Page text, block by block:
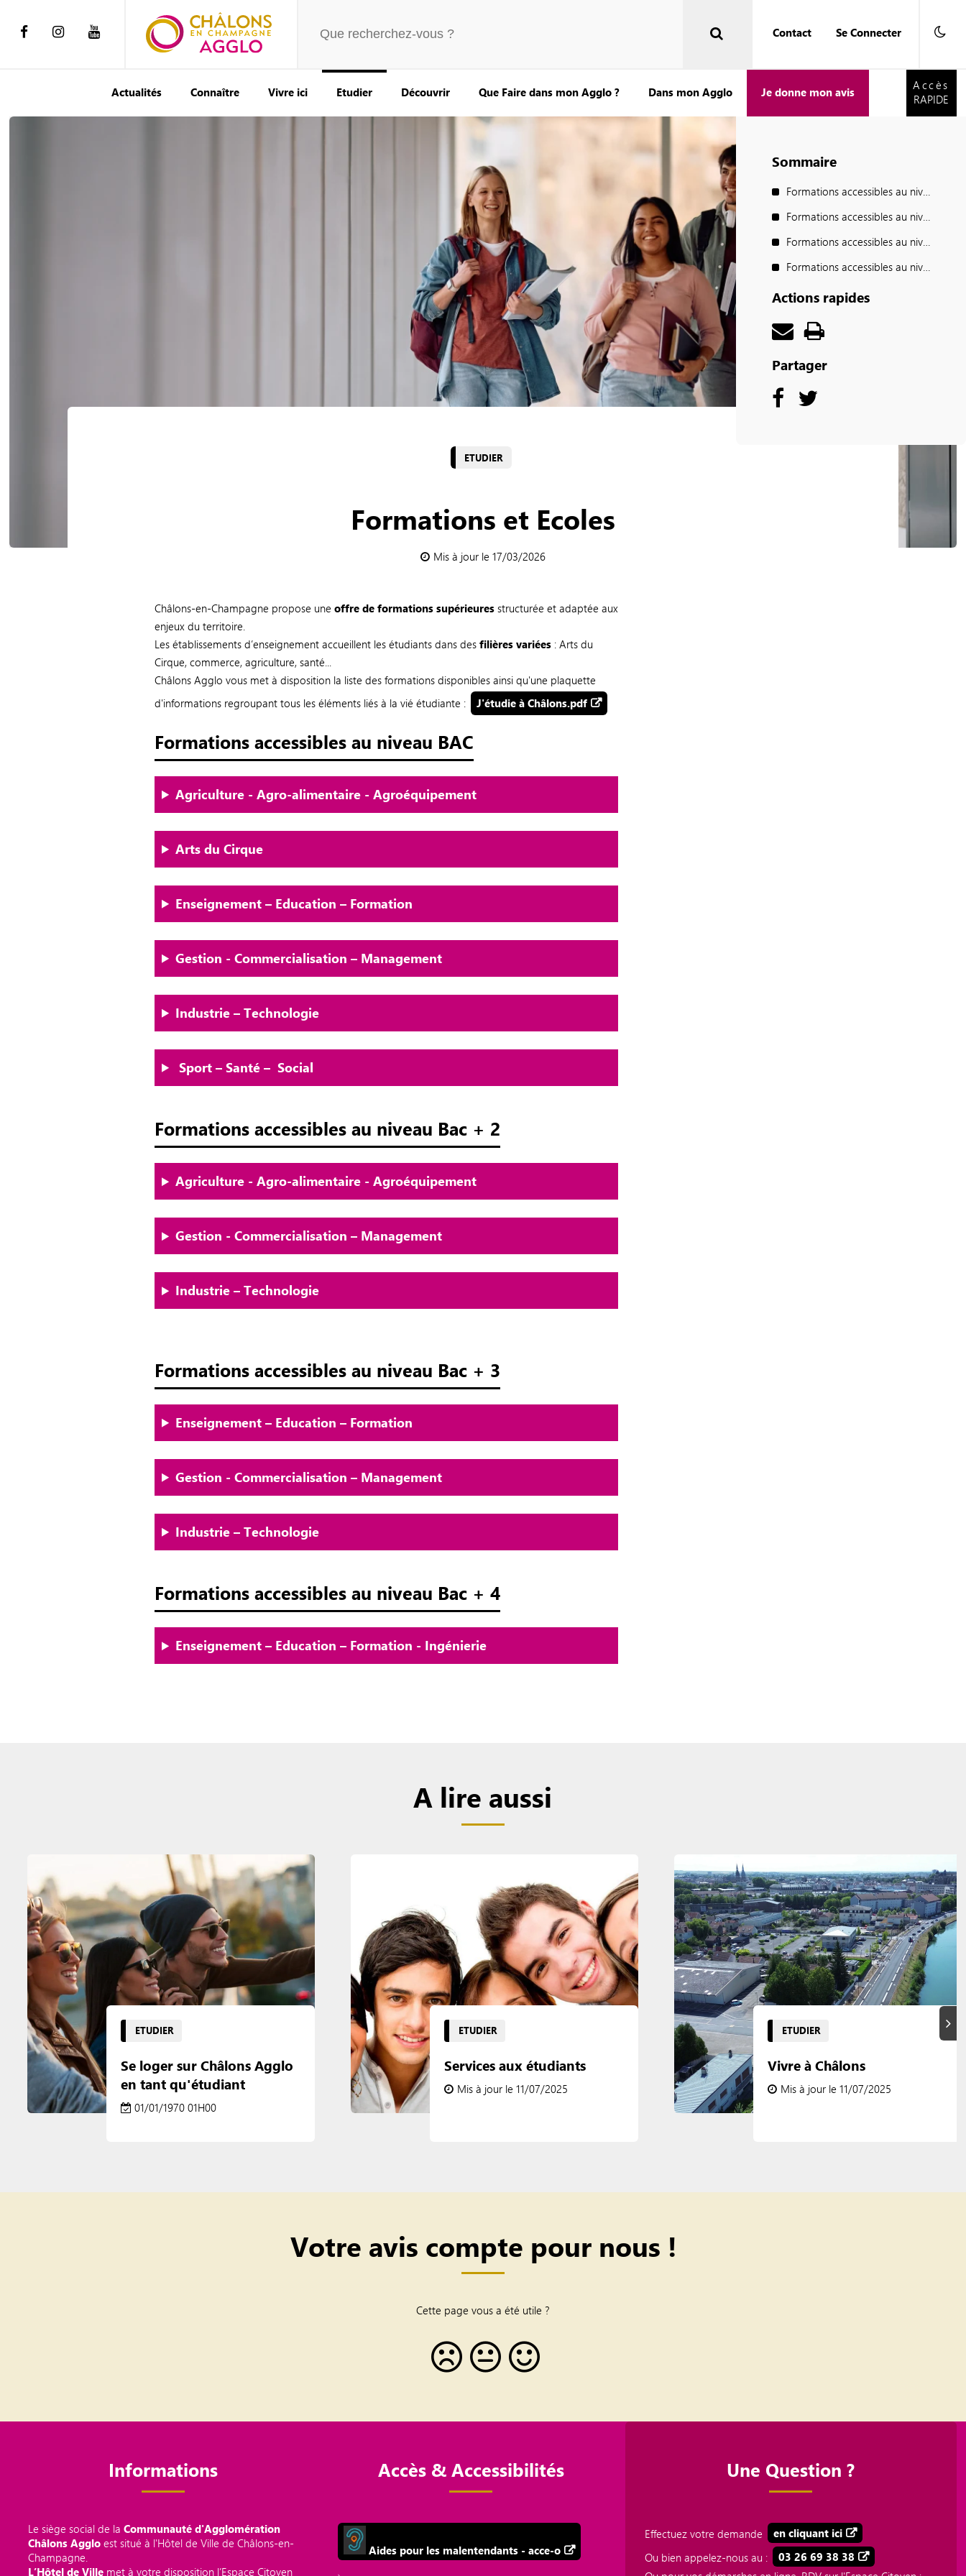
Contact Se Connecter
Accès
Actualités Connaître Vivre ici Etudier Découvrir Que Faire dans mon Agglo ? Dans mon Agglo Je donne mon avis
Accès
RAPIDE
ETUDIER
Formations et Ecoles
Mis à jour le 17/03/2026
Châlons-en-Champagne propose uneoffre de formations supérieuresstructurée et adaptée aux
enjeux du territoire.
Les établissements d’enseignement accueillent les étudiants dans des filières variées : Arts du
Cirque, commerce, agriculture, santé...
Châlons Agglo vous met à disposition la liste des formations disponibles ainsi qu'une plaquette
d'informations regroupant tous les éléments liés à la vié étudiante :
J'étudie à Châlons.pdf
Formations accessibles au niveau BAC
Agriculture - Agro-alimentaire - Agroéquipement
Arts du Cirque
Enseignement – Education – Formation
Gestion - Commercialisation – Management
Industrie – Technologie
Sport – Santé – Social
Formations accessibles au niveau Bac + 2
Agriculture - Agro-alimentaire - Agroéquipement
Gestion - Commercialisation – Management
Industrie – Technologie
Formations accessibles au niveau Bac + 3
Enseignement – Education – Formation
Gestion - Commercialisation – Management
Industrie – Technologie
Formations accessibles au niveau Bac + 4
Enseignement – Education – Formation - Ingénierie
Sommaire
Formations accessibles au niveau BAC
Formations accessibles au niveau Bac + 2
Formations accessibles au niveau Bac + 3
Formations accessibles au niveau Bac + 4
Actions rapides
Partager
A lire aussi
ETUDIER
Se loger sur Châlons Agglo
en tant qu'étudiant
01/01/1970 01H00
ETUDIER
Services aux étudiants
Mis à jour le 11/07/2025
ETUDIER
Vivre à Châlons
Mis à jour le 11/07/2025
Votre avis compte pour nous !
Cette page vous a été utile ?
Informations
Le siège social de laCommunauté d'Agglomération
Châlons Aggloest situé à l'Hôtel de Ville de Châlons-en-
Champagne.
L’Hôtel de Ville met à votre disposition l’Espace Citoyen
Accès & Accessibilités
Aides pour les malentendants - acce-o
Une Question ?
Effectuez votre demande
en cliquant ici
Ou bien appelez-nous au :
03 26 69 38 38